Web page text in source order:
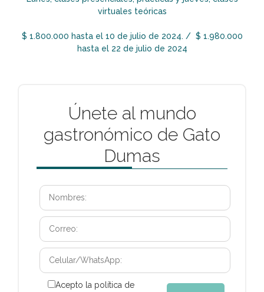
virtuales teóricas
$ 1.800.000 hasta el 10 de julio de 2024. / $ 1.980.000
hasta el 22 de julio de 2024
Únete al mundo
gastronómico de Gato
Dumas
Acepto la política de